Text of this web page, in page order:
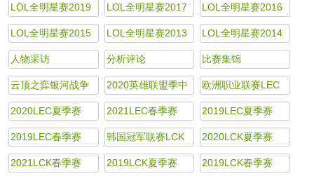
LOL全明星赛2019 LOL全明星赛2017 LOL全明星赛2016
LOL全明星赛2015 LOL全明星赛2013 LOL全明星赛2014
人物采访 分析评论 比赛集锦
云顶之弈银河战争
2020英雄联盟季中
杯
欧洲职业联赛LEC
2020LEC夏季赛 2021LEC春季赛 2019LEC夏季赛
2019LEC春季赛 韩国冠军联赛LCK 2020LCK夏季赛
2021LCK春季赛 2019LCK夏季赛 2019LCK春季赛